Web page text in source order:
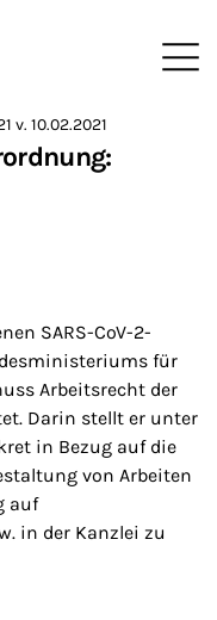
Nachrichten aus Berlin
v. 10.02.2021
SARS-CoV-2-
für
Arbeitsrecht der
Darin stellt er unter
in Bezug auf die
von Arbeiten
auf
in der Kanzlei zu